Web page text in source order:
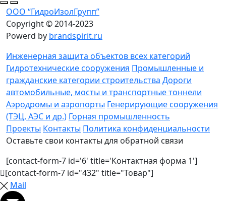
ООО “ГидроИзолГрупп”
Copyright © 2014-2023
Powerd by brandspirit.ru
Инженерная защита объектов всех категорий
Гидротехнические сооружения Промышленные и
гражданские категории строительства Дороги
автомобильные, мосты и транспортные тоннели
Аэродромы и аэропорты Генерирующие сооружения
(ТЭЦ, АЭС и др.) Горная промышленность
Проекты Контакты Политика конфиденциальности
Оставьте свои контакты для обратной связи
[contact-form-7 id='6' title='Контактная форма 1']
[contact-form-7 id="432" title="Товар"]
Mail